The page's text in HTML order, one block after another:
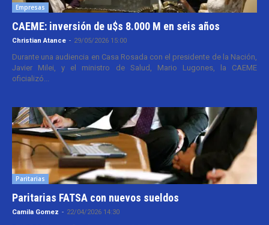
Empresas
CAEME: inversión de u$s 8.000 M en seis años
Christian Atance - 29/05/2026 15:00
Durante una audiencia en Casa Rosada con el presidente de la Nación,
Javier Milei, y el ministro de Salud, Mario Lugones, la CAEME
oficializó...
Paritarias
Paritarias FATSA con nuevos sueldos
Camila Gomez - 22/04/2026 14:30